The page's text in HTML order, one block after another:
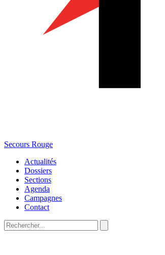
Secours Rouge
Actualités
Dossiers
Sections
Agenda
Campagnes
Contact